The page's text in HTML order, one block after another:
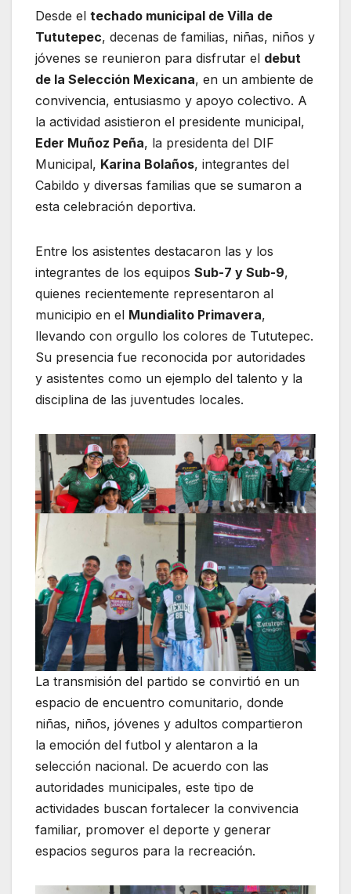
Desde el techado municipal de Villa de
Tututepec, decenas de familias, niñas, niños y
jóvenes se reunieron para disfrutar el debut
de la Selección Mexicana, en un ambiente de
convivencia, entusiasmo y apoyo colectivo. A
la actividad asistieron el presidente municipal,
Eder Muñoz Peña, la presidenta del DIF
Municipal, Karina Bolaños, integrantes del
Cabildo y diversas familias que se sumaron a
esta celebración deportiva.
Entre los asistentes destacaron las y los
integrantes de los equipos Sub-7 y Sub-9,
quienes recientemente representaron al
municipio en el Mundialito Primavera,
llevando con orgullo los colores de Tututepec.
Su presencia fue reconocida por autoridades
y asistentes como un ejemplo del talento y la
disciplina de las juventudes locales.
La transmisión del partido se convirtió en un
espacio de encuentro comunitario, donde
niñas, niños, jóvenes y adultos compartieron
la emoción del futbol y alentaron a la
selección nacional. De acuerdo con las
autoridades municipales, este tipo de
actividades buscan fortalecer la convivencia
familiar, promover el deporte y generar
espacios seguros para la recreación.